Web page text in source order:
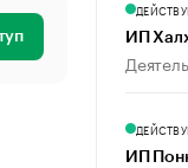
ИП
ИП